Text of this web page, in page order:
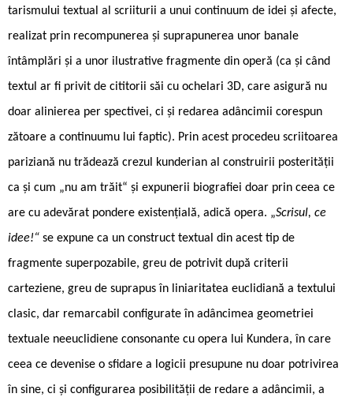
tarismului textual al scriiturii a unui continuum de idei și afecte,
realizat prin recompunerea și suprapunerea unor banale
întâmplări și a unor ilustrative fragmente din operă (ca și când
textul ar fi privit de cititorii săi cu ochelari 3D, care asigură nu
doar alinierea per ­spectivei, ci și redarea adâncimii corespun
zătoare a continuumu ­lui faptic). Prin acest procedeu scriitoarea
pariziană nu trădează crezul kunderian al construirii posterității
ca și cum „nu am trăit“ și expunerii biografiei doar prin ceea ce
are cu adevărat pondere existențială, adică opera. „Scrisul, ce
idee!“ se expune ca un construct textual din acest tip de
fragmente superpozabile, greu de potrivit după criterii
carteziene, greu de suprapus în liniaritatea euclidiană a textului
clasic, dar remarcabil configurate în adâncimea geometriei
textuale neeuclidiene consonante cu opera lui Kundera, în care
ceea ce devenise o sfidare a logicii presupune nu doar potrivirea
în sine, ci și configurarea posibilității de redare a adâncimii, a